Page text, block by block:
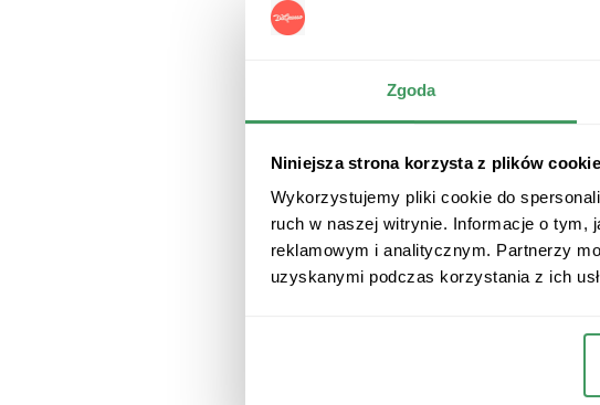
Zgoda
Niniejsza strona korzysta z plików cookie
Wykorzystujemy pliki cookie do
ruch w naszej witrynie. Informacje o tym,
reklamowym i analitycznym. Partnerzy
uzyskanymi podczas korzystania z ich